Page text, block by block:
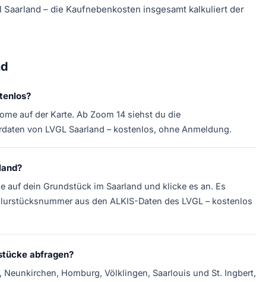
– die Kaufnebenkosten insgesamt kalkuliert der
auf der Karte. Ab Zoom 14 siehst du die
von LVGL Saarland – kostenlos, ohne Anmeldung.
auf dein Grundstück im Saarland und klicke es an. Es
aus den ALKIS-Daten des LVGL – kostenlos
abfragen?
Neunkirchen, Homburg, Völklingen, Saarlouis und St. Ingbert,